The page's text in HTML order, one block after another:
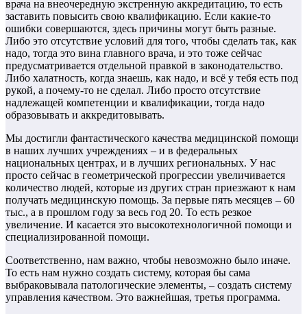
врача на внеочередную экстренную аккредитацию, то есть
заставить повысить свою квалификацию. Если какие-то
ошибки совершаются, здесь причины могут быть разные.
Либо это отсутствие условий для того, чтобы сделать так, как
надо, тогда это вина главного врача, и это тоже сейчас
предусматривается отдельной правкой в законодательство.
Либо халатность, когда знаешь, как надо, и всё у тебя есть под
рукой, а почему-то не сделал. Либо просто отсутствие
надлежащей компетенции и квалификации, тогда надо
образовывать и аккредитовывать.
Мы достигли фантастического качества медицинской помощи
в наших лучших учреждениях – и в федеральных
национальных центрах, и в лучших региональных. У нас
просто сейчас в геометрической прогрессии увеличивается
количество людей, которые из других стран приезжают к нам
получать медицинскую помощь. За первые пять месяцев – 60
тыс., а в прошлом году за весь год 20. То есть резкое
увеличение. И касается это высокотехнологичной помощи и
специализированной помощи.
Соответственно, нам важно, чтобы невозможно было иначе.
То есть нам нужно создать систему, которая бы сама
выбраковывала патологические элементы, – создать систему
управления качеством. Это важнейшая, третья программа.